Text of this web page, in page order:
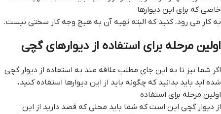
خاصی که برای این دیوارها
به کار می رود، کنید که البته تهیه آن به هیچ وجه کار سختی نیست.
اولین مرحله برای استفاده از دیوارهای گچی
اگر شما نیز تا به این جای مطلب علاقه مند به استفاده از دیوار گچی
شده اید باید بدانید که چگونه باید از این دیوارها استفاده کنید،
اولین مرحله برای استفاده
از دیوار گچی این است که شما باید محلی که قصد دارید از این